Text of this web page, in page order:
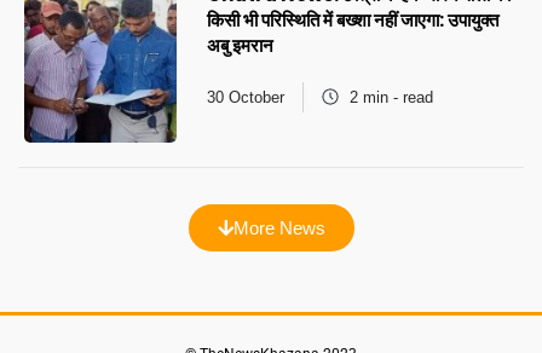
किसी भी परिस्थिति में बख्शा नहीं जाएगा: उपायुक्त
अबु इमरान
30 October 2 min - read
More News